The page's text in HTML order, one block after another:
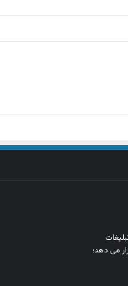
می‌ دهد؛